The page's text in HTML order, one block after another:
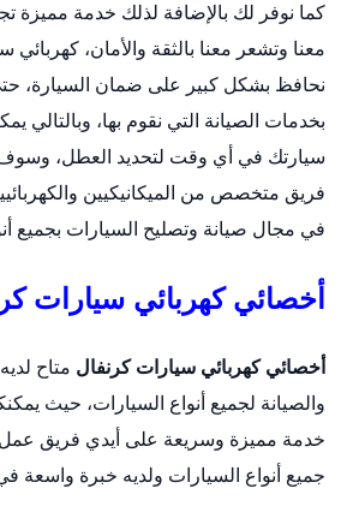
كما نوفر لك بالإضافة لذلك خدمة مميزة
معنا وتشعر معنا بالثقة والأمان، كهربائي
نحافظ بشكل كبير على ضمان السيارة، حتى
بخدمات الصيانة التي نقوم بها،
سيارتك في أي وقت لتحديد العطل،
فريق متخصص من الميكانيكيين
في مجال صيانة وتصليح السيارات بجميع
أخصائي كهربائي سيارات
أخصائي كهربائي سيارات كرنفال متاح
والصيانة لجميع أنواع السيارات، حيث
خدمة مميزة وسريعة على أيدي فريق
جميع أنواع السيارات ولديه خبرة واسعة في